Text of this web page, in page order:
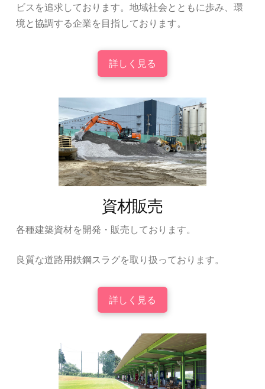
ビスを追求しております。地域社会とともに歩み、環
境と協調する企業を目指しております。
詳しく見る
資材販売
各種建築資材を開発・販売しております。
良質な道路用鉄鋼スラグを取り扱っております。
詳しく見る